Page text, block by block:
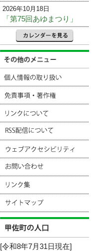
2026年10月18日
「第75回あゆまつり」
[令和8年7月31日現在]